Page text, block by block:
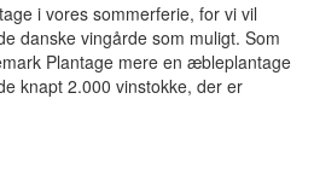
i vores sommerferie, for vi vil
danske vingårde som muligt. Som
Plantage mere en æbleplantage
knapt 2.000 vinstokke, der er